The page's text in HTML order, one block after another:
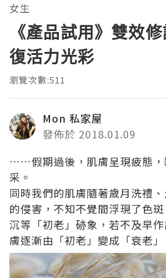
女生
《產品試用》雙效
復活力光彩
瀏覽次數:511
Mon 私家屋
發佈於 2018.01.09
……假期過後，肌膚呈現疲態，
采。
同時我們的肌膚隨著歲月洗禮
的侵害，不知不覺間浮現了色
沉等「初老」硛象，若不及早
膚逐漸由「初老」變成「衰老」